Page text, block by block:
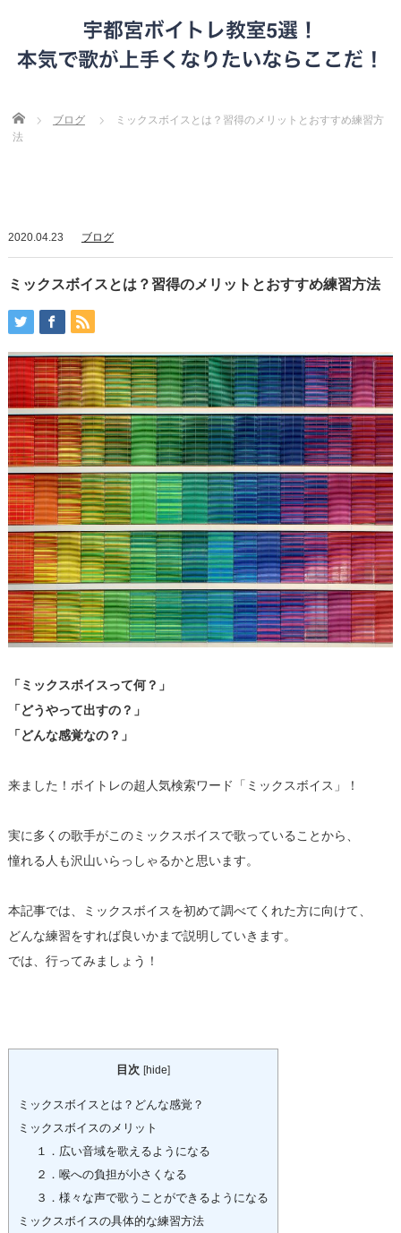
Home ブログ
ミックスボイスとは？習得のメリットとおすすめ練習方
法
2020.04.23 ブログ
ミックスボイスとは？習得のメリットとおすすめ練習方法
「ミックスボイスって何？」
「どうやって出すの？」
「どんな感覚なの？」
来ました！ボイトレの超人気検索ワード「ミックスボイス」！
実に多くの歌手がこのミックスボイスで歌っていることから、
憧れる人も沢山いらっしゃるかと思います。
本記事では、ミックスボイスを初めて調べてくれた方に向けて、
どんな練習をすれば良いかまで説明していきます。
では、行ってみましょう！
目次 [hide]
ミックスボイスとは？どんな感覚？
ミックスボイスのメリット
１．広い音域を歌えるようになる
２．喉への負担が小さくなる
３．様々な声で歌うことができるようになる
ミックスボイスの具体的な練習方法